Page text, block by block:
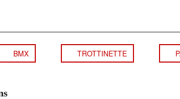
BMX TROTTINETTE